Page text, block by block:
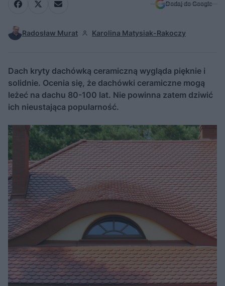
Dodaj do Google
Radosław Murat Karolina Matysiak-Rakoczy
Dach kryty dachówką ceramiczną wygląda pięknie i
solidnie. Ocenia się, że dachówki ceramiczne mogą
leżeć na dachu 80-100 lat. Nie powinna zatem dziwić
ich nieustająca popularność.